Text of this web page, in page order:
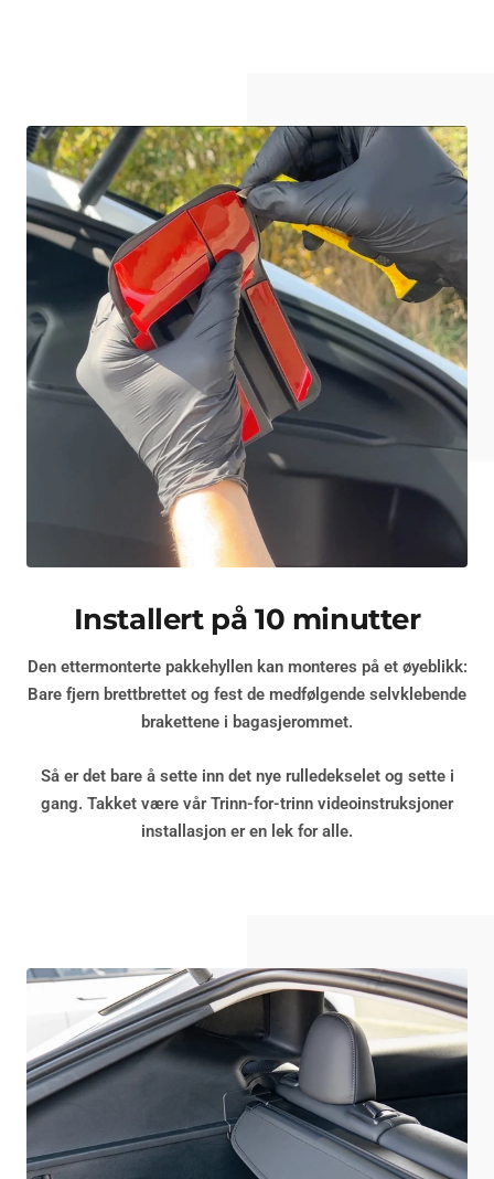
Installert på 10 minutter
Den ettermonterte pakkehyllen kan monteres på et øyeblikk:
Bare fjern brettbrettet og fest de medfølgende selvklebende
brakettene i bagasjerommet.
Så er det bare å sette inn det nye rulledekselet og sette i
gang. Takket være vårTrinn-for-trinn videoinstruksjoner
installasjon er en lek for alle.